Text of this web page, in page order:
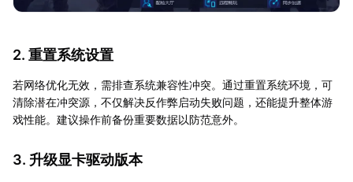
2. 重置系统设置
若网络优化无效，需排查系统兼容性冲突。通过重置系统环境，可
清除潜在冲突源，不仅解决反作弊启动失败问题，还能提升整体游
戏性能。建议操作前备份重要数据以防范意外。
3. 升级显卡驱动版本